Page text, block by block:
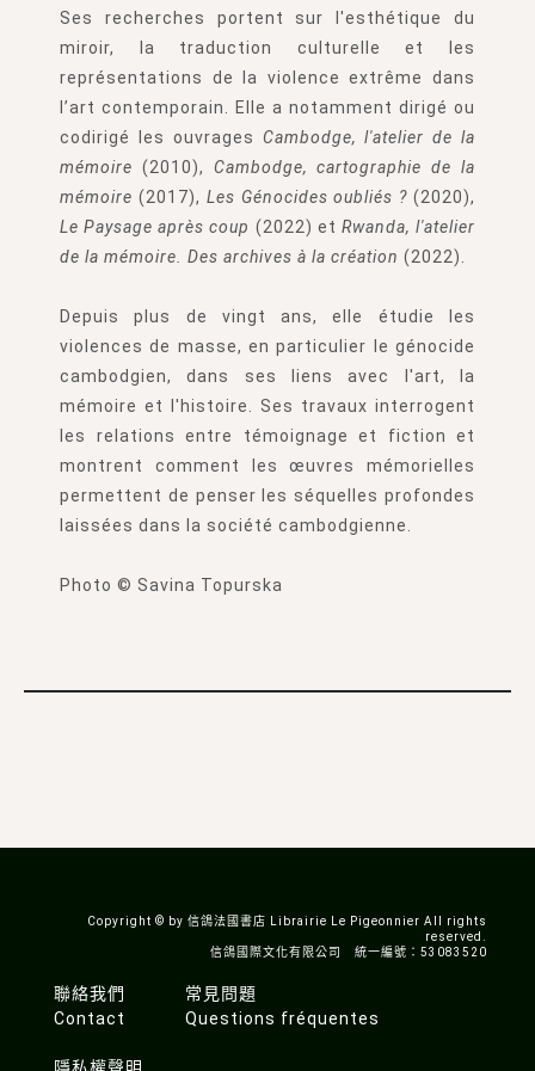
Ses recherches portent sur l'esthétique du
miroir, la traduction culturelle et les
représentations de la violence extrême dans
l’art contemporain. Elle a notamment dirigé ou
codirigé les ouvrages Cambodge, l'atelier de la
mémoire (2010), Cambodge, cartographie de la
mémoire (2017), Les Génocides oubliés ? (2020),
Le Paysage après coup (2022) et Rwanda, l'atelier
de la mémoire. Des archives à la création (2022).
Depuis plus de vingt ans, elle étudie les
violences de masse, en particulier le génocide
cambodgien, dans ses liens avec l'art, la
mémoire et l'histoire. Ses travaux interrogent
les relations entre témoignage et fiction et
montrent comment les œuvres mémorielles
permettent de penser les séquelles profondes
laissées dans la société cambodgienne.
Photo © Savina Topurska
Copyright © by 信鴿法國書店 Librairie Le Pigeonnier All rights
reserved.
信鴿國際文化有限公司 統一編號：53083520
聯絡我們
Contact
常見問題
Questions fréquentes